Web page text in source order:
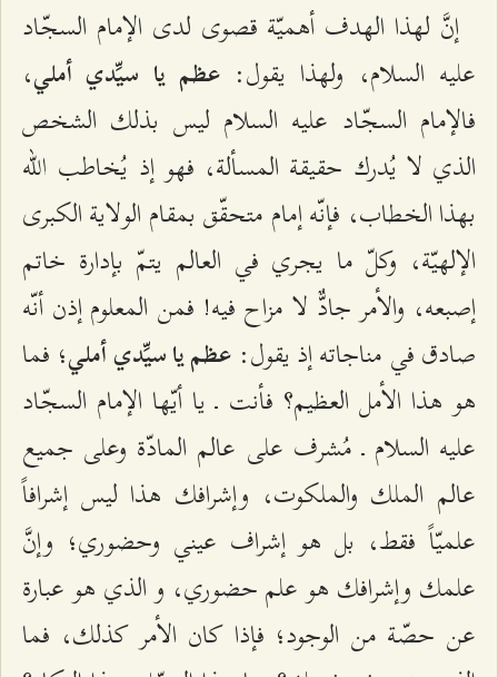
إنَّ لهذا الهدف أهميّة قصوى لدى الإمام السجّاد
عليه السلام، ولهذا يقول:عظم يا سيِّدي أملي،
فالإمام السجّاد عليه السلام ليس بذلك الشخص
الذي لا يُدرك حقيقة المسألة، فهو إذ يُخاطب الله
بهذا الخطاب، فإنّه إمام متحقّق بمقام الولاية الكبرى
الإلهيّة، وكلّ ما يجري في العالم يتمّ بإدارة خاتم
إصبعه، والأمر جادٌّ لا مزاح فيه! فمن المعلوم إذن أنّه
صادق في مناجاته إذ يقول: عظم يا سيِّدي أملي؛ فما
هو هذا الأمل العظيم؟ فأنت ـ يا أيّها الإمام السجّاد
عليه السلام ـ مُشرف على عالم المادّة وعلى جميع
عالم الملك والملكوت، وإشرافك هذا ليس إشرافاً
علميّاً فقط، بل هو إشراف عيني وحضوري؛ وإنَّ
علمك وإشرافك هو علم حضوري، و الذي هو عبارة
عن حصّة من الوجود؛ فإذا كان الأمر كذلك، فما